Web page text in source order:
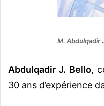
M. Abdulqadir
Abdulqadir J. Bello,
30 ans d’expérience